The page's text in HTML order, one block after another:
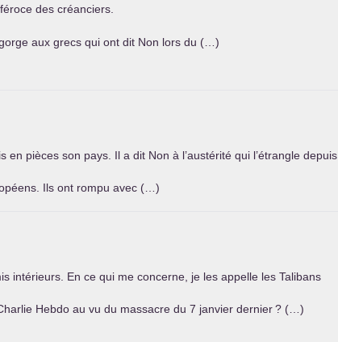
des créanciers.
aux grecs qui ont dit Non lors du (…)
pièces son pays. Il a dit Non à l’austérité qui l’étrangle depuis
Ils ont rompu avec (…)
intérieurs. En ce qui me concerne, je les appelle les Talibans
Hebdo au vu du massacre du 7 janvier dernier? (…)